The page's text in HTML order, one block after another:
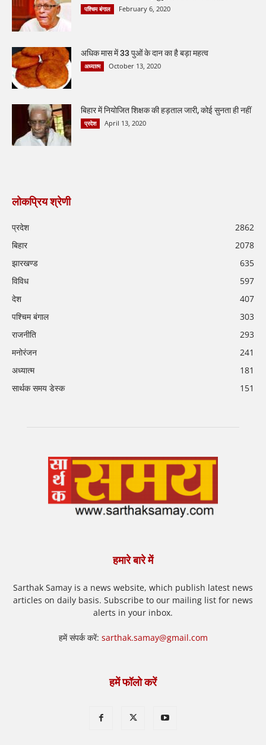
पश्चिम बंगाल February 6, 2020
अधिक मास में 33 पुओं के दान का है बड़ा महत्व
अध्यात्म October 13, 2020
बिहार में नियोजित शिक्षक की हड़ताल जारी, कोई सुनता ही नहीं
प्रदेश April 13, 2020
लोकप्रिय श्रेणी
प्रदेश
2862
बिहार
2078
झारखण्ड
635
विविध
597
देश
407
पश्चिम बंगाल
303
राजनीति
293
मनोरंजन
241
अध्यात्म
181
सार्थक समय डेस्क
151
हमारे बारे में
Sarthak Samay is a news website, which publish latest news
articles on daily basis. Subscribe to our mailing list for news
alerts in your inbox.
हमें संपर्क करें: sarthak.samay@gmail.com
हमें फॉलो करें